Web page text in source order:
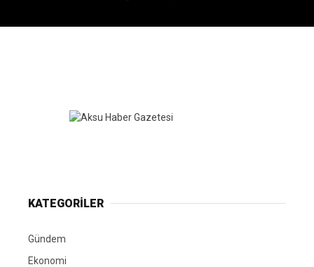
KATEGORİLER
Gündem
Ekonomi